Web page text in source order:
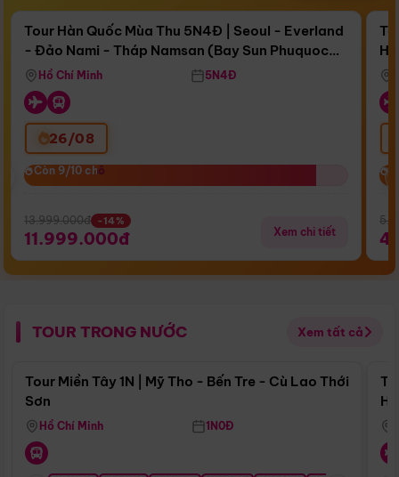
Còn15 ngày 19:27:03
Bay Sun Phuquoc Airways
Tour Hàn Quốc Mùa Thu 5N4Đ | Seoul - Everland
- Đảo Nami - Tháp Namsan (Bay Sun Phuquoc
Airways)
Hồ Chí Minh 5N4Đ
26/08
Còn 9/10 chỗ
Còn 9/10 chỗ
13.999.000đ -14%
11.999.000đ Xem chi tiết
TOUR TRONG NƯỚC Xem tất cả
Điểm nổi bật
Tour Miền Tây 1N | Mỹ Tho - Bến Tre - Cù Lao Thới
Sơn
Hồ Chí Minh 1N0Đ